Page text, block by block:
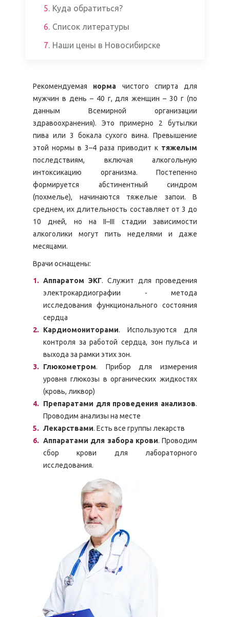
5. Куда обратиться?
6. Список литературы
7. Наши цены в Новосибирске
Рекомендуемая норма чистого спирта для
мужчин в день – 40 г, для женщин – 30 г (по
данным Всемирной организации
здравоохранения). Это примерно 2 бутылки
пива или 3 бокала сухого вина. Превышение
этой нормы в 3–4 раза приводит к тяжелым
последствиям, включая алкогольную
интоксикацию организма. Постепенно
формируется абстинентный синдром
(похмелье), начинаются тяжелые запои. В
среднем, их длительность составляет от 3 до
10 дней, но на II–III стадии зависимости
алкоголики могут пить неделями и даже
месяцами.
Врачи оснащены:
Аппаратом ЭКГ. Служит для проведения
электрокардиографии - метода
исследования функционального состояния
сердца
Кардиомониторами. Используются для
контроля за работой сердца, зон пульса и
выхода за рамки этих зон.
Глюкометром. Прибор для измерения
уровня глюкозы в органических жидкостях
(кровь, ликвор)
Препаратами для проведения анализов.
Проводим анализы на месте
Лекарствами. Есть все группы лекарств
Аппаратами для забора крови. Проводим
сбор крови для лабораторного
исследования.